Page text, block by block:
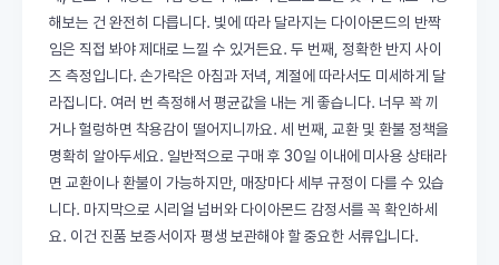
해보는 건 완전히 다릅니다. 빛에 따라 달라지는 다이아몬드의 반짝
임은 직접 봐야 제대로 느낄 수 있거든요. 두 번째, 정확한 반지 사이
즈 측정입니다. 손가락은 아침과 저녁, 계절에 따라서도 미세하게 달
라집니다. 여러 번 측정해서 평균값을 내는 게 좋습니다. 너무 꽉 끼
거나 헐렁하면 착용감이 떨어지니까요. 세 번째, 교환 및 환불 정책을
명확히 알아두세요. 일반적으로 구매 후 30일 이내에 미사용 상태라
면 교환이나 환불이 가능하지만, 매장마다 세부 규정이 다를 수 있습
니다. 마지막으로 시리얼 넘버와 다이아몬드 감정서를 꼭 확인하세
요. 이건 진품 보증서이자 평생 보관해야 할 중요한 서류입니다.